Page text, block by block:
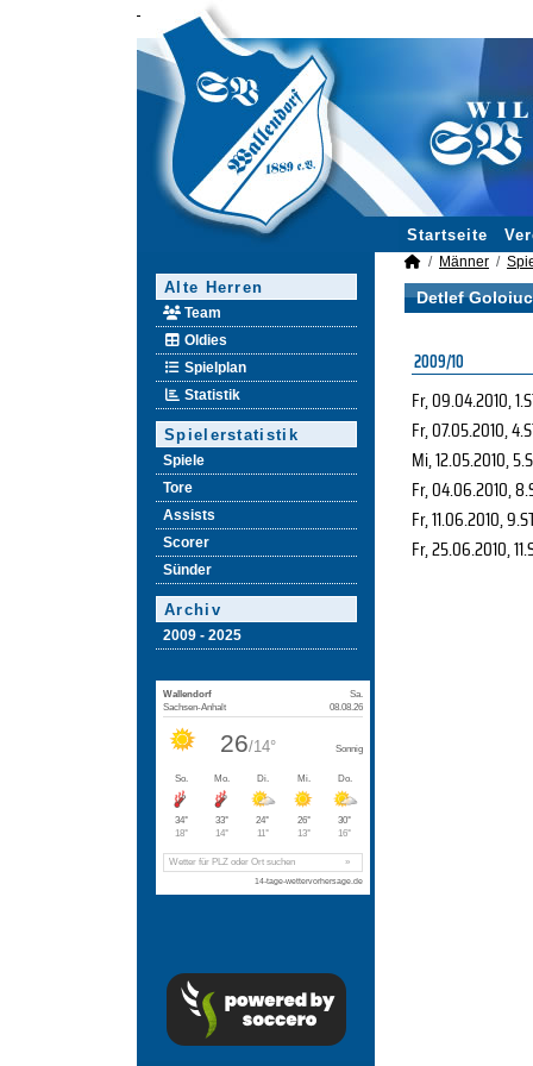
Startseite
Alte Herren
Team
Oldies
Spielplan
Statistik
Spielerstatistik
Spiele
Tore
Assists
Scorer
Sünder
Archiv
2009 - 2025
Männer
Detlef
2009/10
Fr, 09.04.2010,
Fr, 07.05.2010,
Mi, 12.05.2010,
Fr, 04.06.2010,
Fr, 11.06.2010,
Fr, 25.06.2010,